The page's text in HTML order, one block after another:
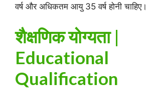
वर्ष और अधिकतम आयु 35 वर्ष होनी चाहिए।
शैक्षणिक योग्यता |
Educational
Qualification